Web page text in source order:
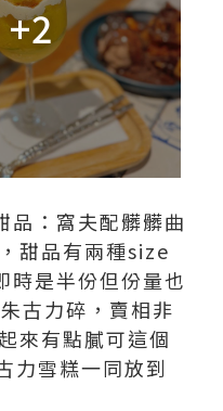
+2
品：窩夫配髒髒曲
甜品有兩種size
時是半份但份量也
古力碎，賣相非
來有點膩可這個
力雪糕一同放到